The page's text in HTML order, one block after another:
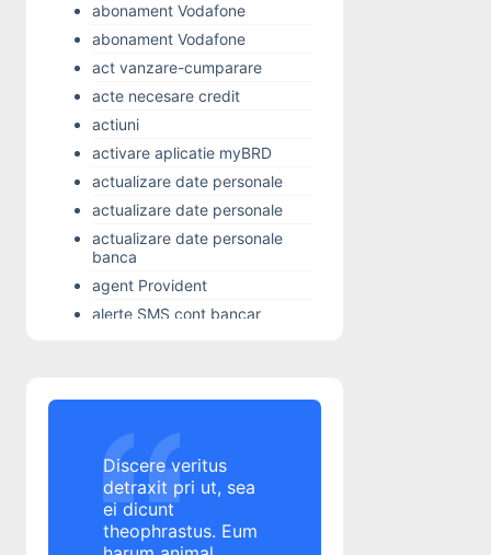
abonament Vodafone
abonament Vodafone
act vanzare-cumparare
acte necesare credit
actiuni
activare aplicatie myBRD
actualizare date personale
actualizare date personale
actualizare date personale
banca
agent Provident
alerte SMS cont bancar
alocatie copil
Alpha Bank
Altex
amanare rata credit
amanare rata credit
Discere veritus
detraxit pri ut, sea
ei dicunt
theophrastus. Eum